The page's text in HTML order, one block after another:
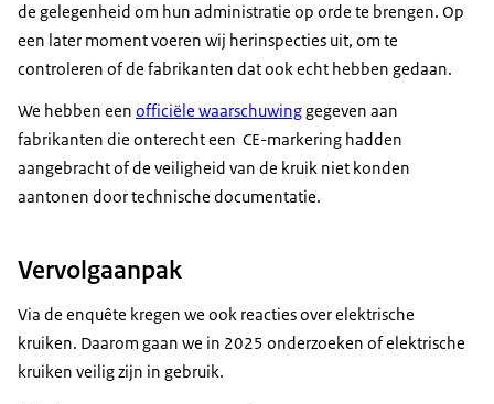
de gelegenheid om hun administratie op orde te brengen. Op
een later moment voeren wij herinspecties uit, om te
controleren of de fabrikanten dat ook echt hebben gedaan.
We hebben een officiële waarschuwinggegeven aan
fabrikanten die onterecht een CE-markering hadden
aangebracht of de veiligheid van de kruik niet konden
aantonen door technische documentatie.
Vervolgaanpak
Via de enquête kregen we ook reacties over elektrische
kruiken. Daarom gaan we in 2025 onderzoeken of elektrische
kruiken veilig zijn in gebruik.